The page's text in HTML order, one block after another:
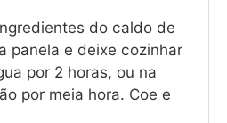
do caldo de
panela e deixe cozinhar
por 2 horas, ou na
por meia hora. Coe e